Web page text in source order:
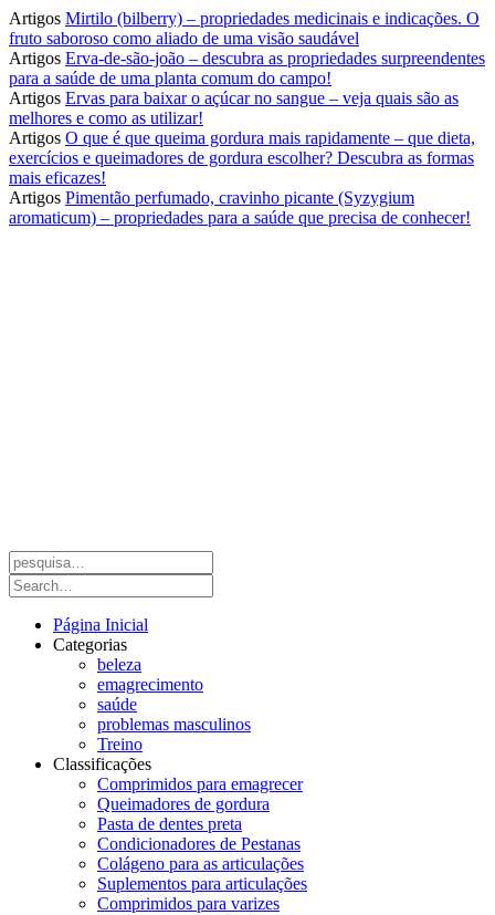
Artigos Mirtilo (bilberry) – propriedades medicinais e indicações. O
fruto saboroso como aliado de uma visão saudável
Artigos Erva-de-são-joão – descubra as propriedades surpreendentes
para a saúde de uma planta comum do campo!
Artigos Ervas para baixar o açúcar no sangue – veja quais são as
melhores e como as utilizar!
Artigos O que é que queima gordura mais rapidamente – que dieta,
exercícios e queimadores de gordura escolher? Descubra as formas
mais eficazes!
Artigos Pimentão perfumado, cravinho picante (Syzygium
aromaticum) – propriedades para a saúde que precisa de conhecer!
Página Inicial
Categorias
beleza
emagrecimento
saúde
problemas masculinos
Treino
Classificações
Comprimidos para emagrecer
Queimadores de gordura
Pasta de dentes preta
Condicionadores de Pestanas
Colágeno para as articulações
Suplementos para articulações
Comprimidos para varizes